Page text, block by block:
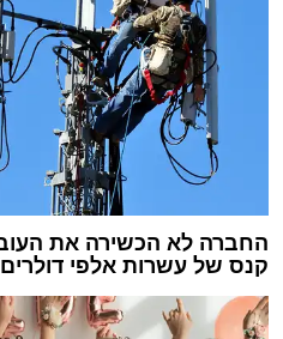
קנס של עשרות אלפי דולרים